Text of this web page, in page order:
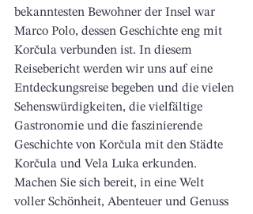
bekanntesten Bewohner der Insel war
Marco Polo, dessen Geschichte eng mit
Korčula verbunden ist. In diesem
Reisebericht werden wir uns auf eine
Entdeckungsreise begeben und die vielen
Sehenswürdigkeiten, die vielfältige
Gastronomie und die faszinierende
Geschichte von Korčula mit den Städte
Korčula und Vela Luka erkunden.
Machen Sie sich bereit, in eine Welt
voller Schönheit, Abenteuer und Genuss